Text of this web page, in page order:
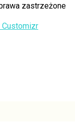
zastrzeżone